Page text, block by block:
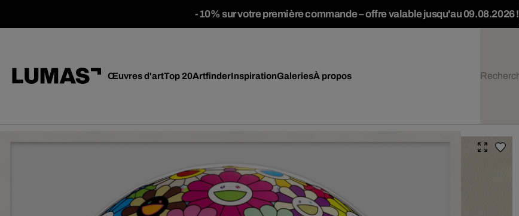
-10% sur votre première commande – offre valable jusqu'au 09.08.2026 !
Œuvres d'artTop 20ArtfinderInspirationGaleriesÀ propos